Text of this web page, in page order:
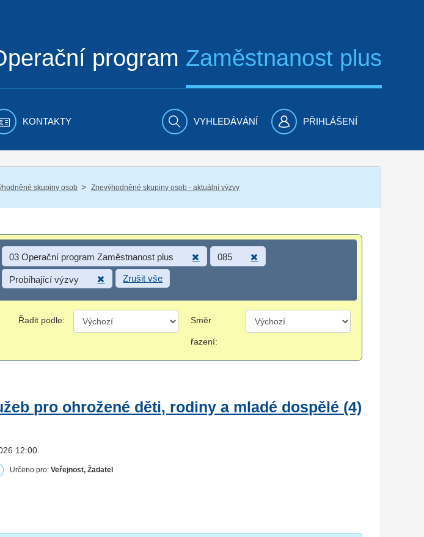
program Zaměstnanost plus
KONTAKTY VYHLEDÁVÁNÍ PŘIHLÁŠENÍ
skupiny osob / Znevýhodněné skupiny osob - aktuální výzvy
03 Operační program Zaměstnanost plus 085
Probíhající výzvy Zrušit vše
Řadit podle: Směr
řazení:
pro ohrožené děti, rodiny a mladé dospělé (4)
12:00
Určeno pro:Veřejnost, Žadatel